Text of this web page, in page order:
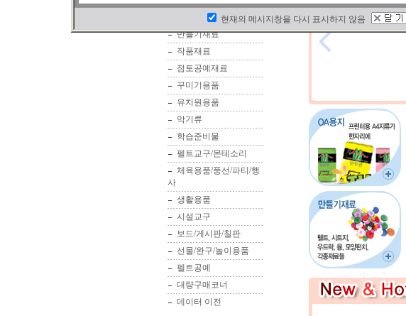
미술/화방용품
만들기재료
작품재료
점토공예재료
꾸미기용품
유치원용품
악기류
학습준비물
펠트교구/몬테소리
체육용품/풍선/파티/행
사
생활용품
시설교구
보드/게시판/칠판
선물/완구/놀이용품
펠트공예
대량구매코너
데이터 이전
물부치 5,000pcs
대량나무조각 08
30,800원
롤 찍찍이 / 원형2c
쉬 미술붓
14,200원

현재의 메시지창을 다시 표시하지 않음